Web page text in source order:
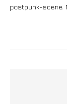
postpunk-scene.